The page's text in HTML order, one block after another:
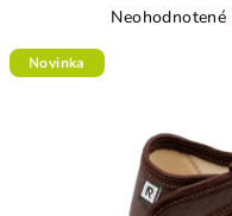
Priemerné
hviezdičiek.
Neohodnotené
Novinka